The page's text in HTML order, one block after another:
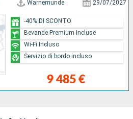
Warnemunde 29/07/2027
9 485 €
-40% DI SCONTO
Bevande Premium Incluse
Wi-Fi Incluso
Servizio di bordo incluso